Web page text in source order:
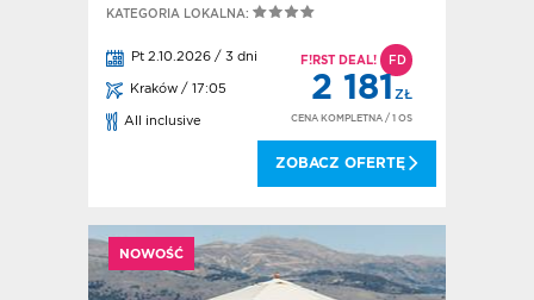
KATEGORIA LOKALNA:
Pt 2.10.2026 / 3 dni
Kraków / 17:05
All inclusive
F!RST DEAL! FD
2 181 ZŁ
CENA KOMPLETNA / 1 OS
ZOBACZ OFERTĘ
NOWOŚĆ